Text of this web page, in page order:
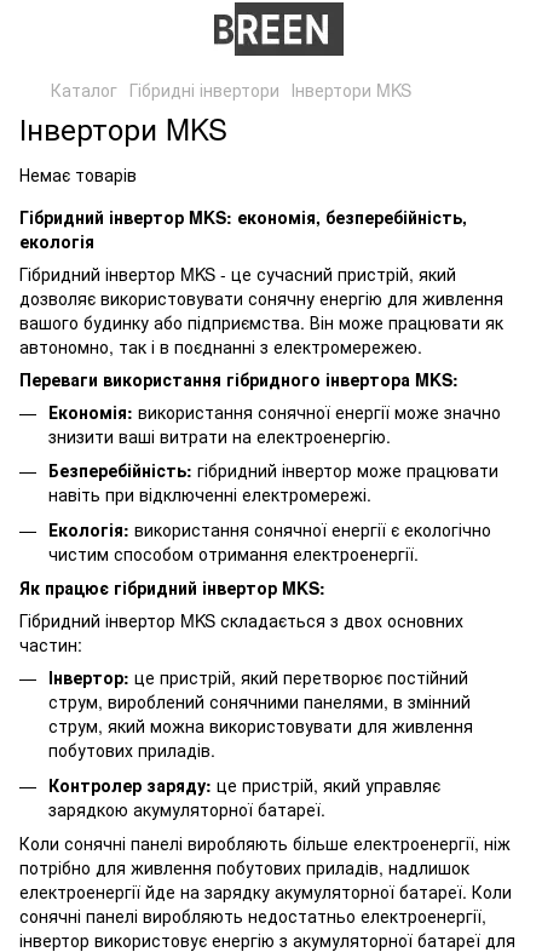
Каталог Гібридні інвертори Інвертори MKS
Інвертори MKS
Немає товарів
Гібридний інвертор MKS: економія, безперебійність,
екологія
Гібридний інвертор MKS - це сучасний пристрій, який
дозволяє використовувати сонячну енергію для живлення
вашого будинку або підприємства. Він може працювати як
автономно, так і в поєднанні з електромережею.
Переваги використання гібридного інвертора MKS:
Економія: використання сонячної енергії може значно
знизити ваші витрати на електроенергію.
Безперебійність: гібридний інвертор може працювати
навіть при відключенні електромережі.
Екологія: використання сонячної енергії є екологічно
чистим способом отримання електроенергії.
Як працює гібридний інвертор MKS:
Гібридний інвертор MKS складається з двох основних
частин:
Інвертор: це пристрій, який перетворює постійний
струм, вироблений сонячними панелями, в змінний
струм, який можна використовувати для живлення
побутових приладів.
Контролер заряду: це пристрій, який управляє
зарядкою акумуляторної батареї.
Коли сонячні панелі виробляють більше електроенергії, ніж
потрібно для живлення побутових приладів, надлишок
електроенергії йде на зарядку акумуляторної батареї. Коли
сонячні панелі виробляють недостатньо електроенергії,
інвертор використовує енергію з акумуляторної батареї для